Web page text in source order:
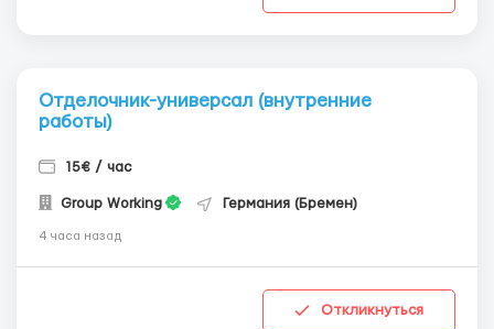
Отделочник-универсал (внутренние
работы)
15€ / час
Group Working Германия (Бремен)
4 часа назад
Откликнуться